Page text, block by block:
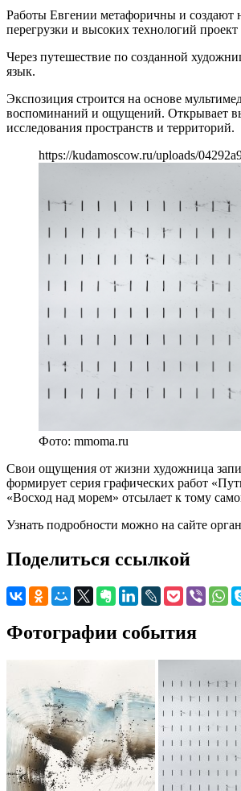
Работы Евгении метафоричны и создают
перегрузки и высоких технологий
Через путешествие по созданной
язык.
Экспозиция строится на основе
воспоминаний и ощущений. Открывает
исследования пространств и территорий.
https://kudamoscow.ru/uploads/
Фото: mmoma.ru
Свои ощущения от жизни художница
формирует серия графических работ
«Восход над морем» отсылает к тому
Узнать подробности можно на сайте
Поделиться ссылкой
Фотографии события